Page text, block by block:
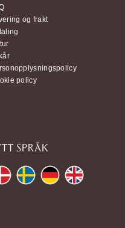
og frakt
policy
SPRÅK